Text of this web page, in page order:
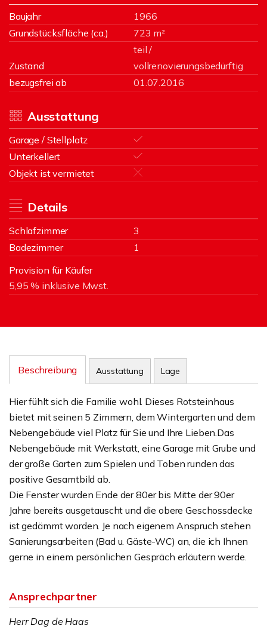
Baujahr
1966
Grundstücksfläche (ca.)
723 m²
Zustand
teil /
vollrenovierungsbedürftig
bezugsfrei ab
01.07.2016
Ausstattung
Garage / Stellplatz
Unterkellert
Objekt ist vermietet
Details
Schlafzimmer
3
Badezimmer
1
Provision für Käufer
5,95 % inklusive Mwst.
Beschreibung Ausstattung Lage
Hier fühlt sich die Familie wohl. Dieses Rotsteinhaus
bietet mit seinen 5 Zimmern, dem Wintergarten und dem
Nebengebäude viel Platz für Sie und Ihre Lieben.Das
Nebengebäude mit Werkstatt, eine Garage mit Grube und
der große Garten zum Spielen und Toben runden das
positive Gesamtbild ab.
Die Fenster wurden Ende der 80er bis Mitte der 90er
Jahre bereits ausgetauscht und die obere Geschossdecke
ist gedämmt worden. Je nach eigenem Anspruch stehen
Sanierungsarbeiten (Bad u. Gäste-WC) an, die ich Ihnen
gerne in einem persönlichen Gespräch erläutern werde.
Ansprechpartner
Herr Dag de Haas